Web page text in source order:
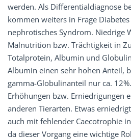
werden. Als Differentialdiagnose
kommen weiters in Frage
nephrotisches Syndrom. Niedrige
Malnutrition bzw. Trächtigkeit in
Totalprotein, Albumin und
Albumin einen sehr hohen Anteil,
gamma-Globulinanteil nur ca.
Erhöhungen bzw. Erniedrigungen
anderen Tierarten. Etwas
auch mit fehlender Caecotrophie
da dieser Vorgang eine wichtige